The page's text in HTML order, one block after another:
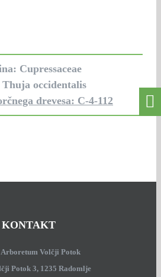
Cupressaceae
occidentalis
drevesa: C-4-112
KONTAKT
Arboretum Volčji Potok
Potok 3, 1235 Radomlje